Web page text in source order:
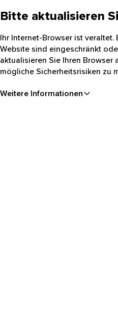
Bitte aktualisieren
Ihr Internet-Browser ist veraltet.
Website sind eingeschränkt
aktualisieren Sie Ihren Browser
mögliche Sicherheitsrisiken zu
Weitere Informationen